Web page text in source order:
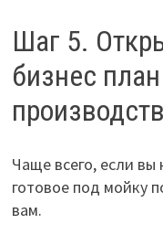
Шаг 5.
бизнес
Чаще всего, если
готовое под мойку
вам.